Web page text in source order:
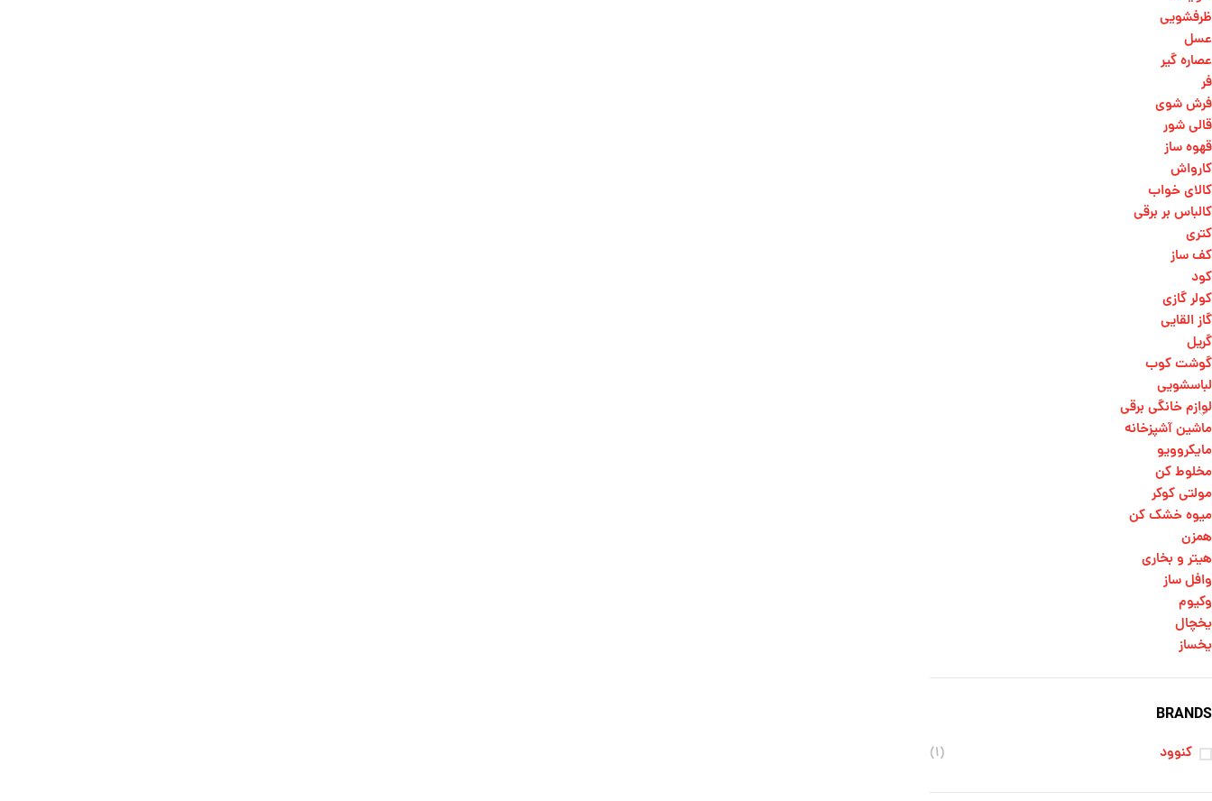
ظرفشویی
عسل
عصاره گیر
فر
فرش شوی
قالی شور
قهوه ساز
کارواش
کالای خواب
کالباس بر برقی
کتری
کف ساز
کود
کولر گازی
گاز القایی
گریل
گوشت کوب
لباسشویی
لوازم خانگی برقی
ماشین آشپزخانه
مایکروویو
مخلوط کن
مولتی کوکر
میوه خشک کن
همزن
هیتر و بخاری
وافل ساز
وکیوم
یخچال
یخساز
BRANDS
کنوود (۱)